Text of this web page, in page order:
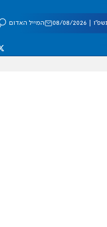
08/2026 המייל האדום